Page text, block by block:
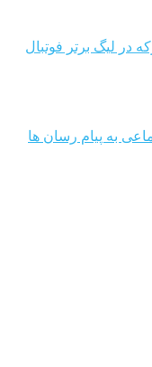
در لیگ برتر فوتبال
به پیام رسان ها